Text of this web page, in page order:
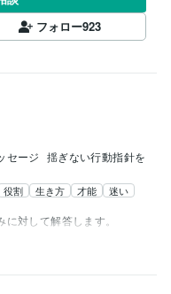
フォロー923
セージ 揺ぎない行動指針を
役割 生き方 才能
迷い
に対して解答します。